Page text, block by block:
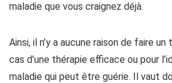
maladie que vous craignez déjà.
Ainsi, il n’y a aucune raison de faire
cas d’une thérapie efficace ou pour
maladie qui peut être guérie. Il vaut